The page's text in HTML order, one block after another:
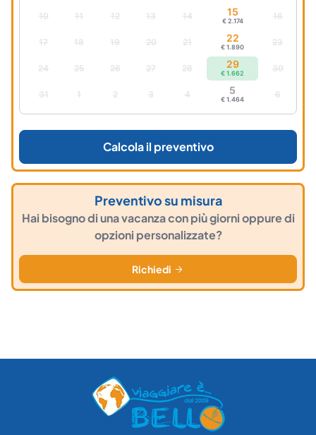
10 11 12 13 14 15
€ 2.174 16
17 18 19 20 21 22
€ 1.890 23
24 25 26 27 28 29
€ 1.662 30
31 1 2 3 4 5
€ 1.464 6
Calcola il preventivo
Preventivo su misura
Hai bisogno di una vacanza con più giorni oppure di
opzioni personalizzate?
Richiedi